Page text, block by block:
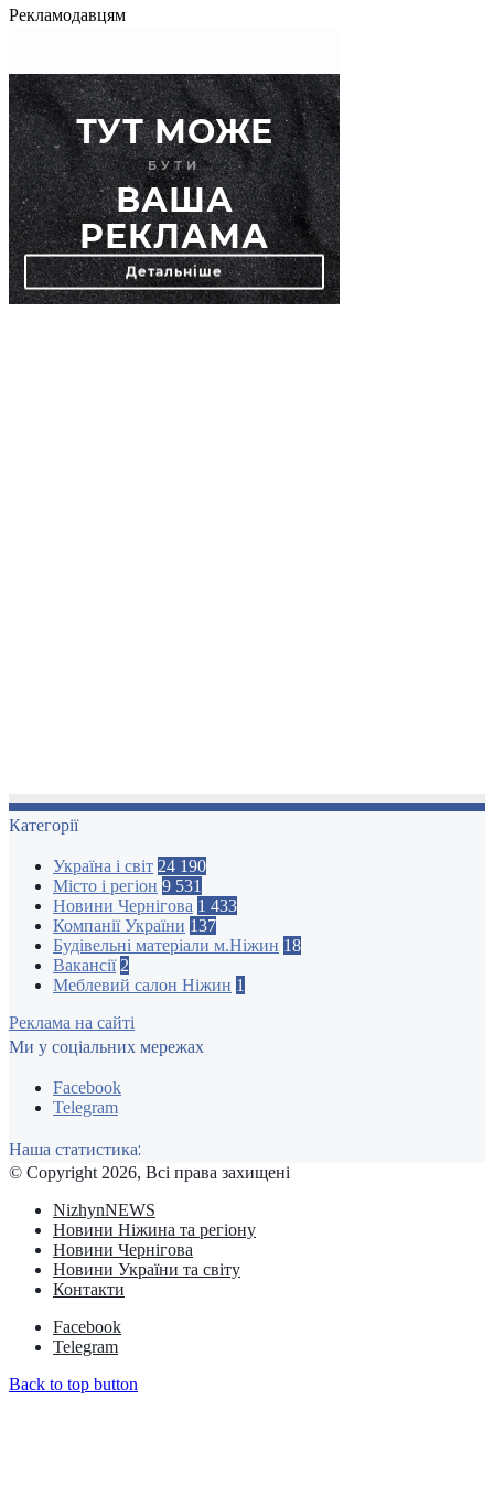
Рекламодавцям
Категорії
Україна і світ 24 190
Місто і регіон 9 531
Новини Чернігова 1 433
Компанії України 137
Будівельні матеріали м.Ніжин 18
Вакансії 2
Меблевий салон Ніжин 1
Реклама на сайті
Ми у соціальних мережах
Facebook
Telegram
Наша статистика:
© Copyright 2026, Всі права захищені
NizhynNEWS
Новини Ніжина та регіону
Новини Чернігова
Новини України та світу
Контакти
Facebook
Telegram
Back to top button